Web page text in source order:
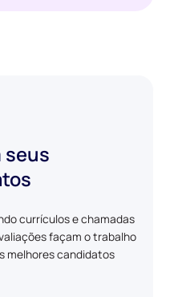
seus
currículos e chamadas
façam o trabalho
melhores candidatos